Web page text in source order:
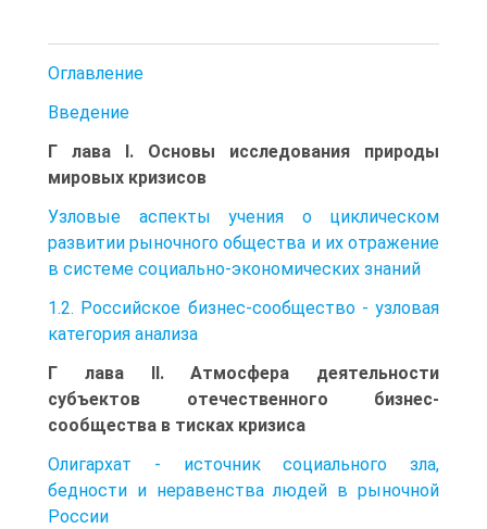
Оглавление
Введение
Г лава I. Основы исследования природы
мировых кризисов
Узловые аспекты учения о циклическом
развитии рыночного общества и их отражение
в системе социально-экономических знаний
1.2. Российское бизнес-сообщество - узловая
категория анализа
Г лава II. Атмосфера деятельности
субъектов отечественного бизнес-
сообщества в тисках кризиса
Олигархат - источник социального зла,
бедности и неравенства людей в рыночной
России